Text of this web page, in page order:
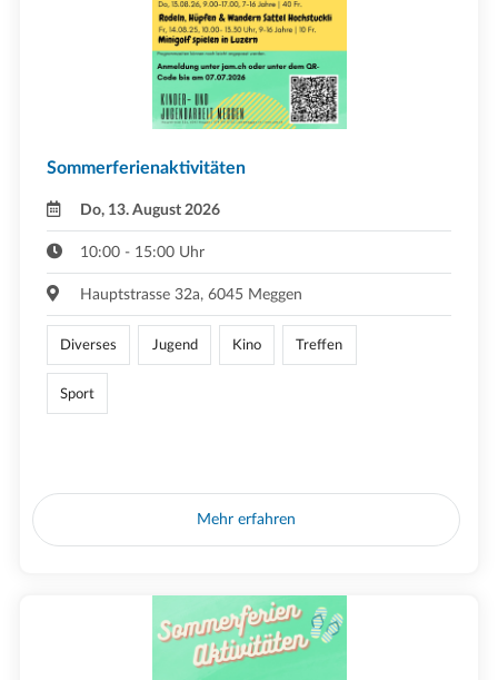
Sommerferienaktivitäten
Do, 13. August 2026
10:00 - 15:00 Uhr
Hauptstrasse 32a, 6045 Meggen
Diverses Jugend Kino Treffen
Sport
Mehr erfahren